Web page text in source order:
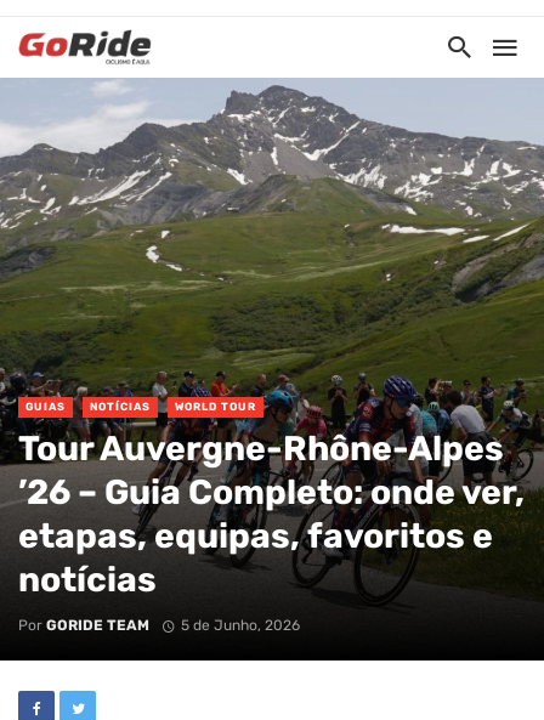
GUIAS NOTÍCIAS WORLD TOUR
Tour Auvergne-Rhône-Alpes
’26 – Guia Completo: onde ver,
etapas, equipas, favoritos e
notícias
Por GORIDE TEAM 5 de Junho, 2026